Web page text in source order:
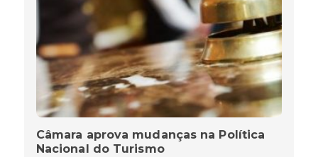
Câmara aprova mudanças na Política
Nacional do Turismo